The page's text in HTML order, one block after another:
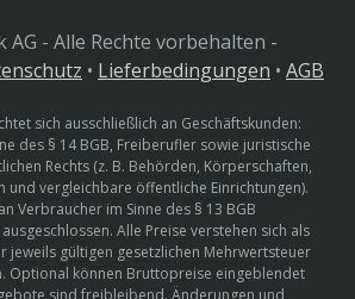
- Alle Rechte vorbehalten -
• Lieferbedingungen • AGB
sich ausschließlich an Geschäftskunden:
des § 14 BGB, Freiberufler sowie juristische
Rechts (z. B. Behörden, Körperschaften,
und vergleichbare öffentliche Einrichtungen).
Verbraucher im Sinne des § 13 BGB
Alle Preise verstehen sich als
jeweils gültigen gesetzlichen Mehrwertsteuer
Optional können Bruttopreise eingeblendet
sind freibleibend. Änderungen und